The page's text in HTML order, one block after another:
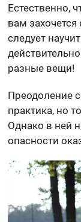
Естественно,
вам захочется
следует
разные вещи!
Преодоление
практика, но
Однако в ней
опасности